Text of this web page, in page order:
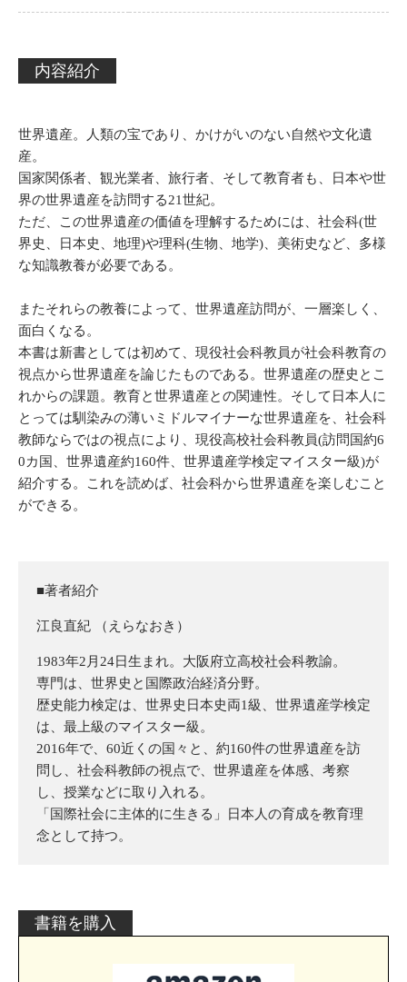
内容紹介
世界遺産。人類の宝であり、かけがいのない自然や文化遺
産。
国家関係者、観光業者、旅行者、そして教育者も、日本や世
界の世界遺産を訪問する21世紀。
ただ、この世界遺産の価値を理解するためには、社会科(世
界史、日本史、地理)や理科(生物、地学)、 美術史など、多様
な知識教養が必要である。
またそれらの教養によって、世界遺産訪問が、一層楽しく、
面白くなる。
本書は新書としては初めて、現役社会科教員が社会科教育の
視点から世界遺産を論じたものである。世界遺産の歴史とこ
れからの課題。教育と世界遺産との関連性。そして日本人に
とっては馴染みの薄いミドルマイナーな世界遺産を、社会科
教師ならではの視点により、現役高校社会科教員(訪問国約6
0カ国、世界遺産約160件、世界遺産学検定マイスター級)が
紹介する。これを読めば、社会科から世界遺産を楽しむこと
ができる。
■著者紹介
江良直紀 （えらなおき）
1983年2月24日生まれ。大阪府立高校社会科教諭。
専門は、世界史と国際政治経済分野。
歴史能力検定は、世界史日本史両1級、世界遺産学検定
は、最上級のマイスター級。
2016年で、60近くの国々と、約160件の世界遺産を訪
問し、社会科教師の視点で、世界遺産を体感、考察
し、授業などに取り入れる。
「国際社会に主体的に生きる」日本人の育成を教育理
念として持つ。
書籍を購入